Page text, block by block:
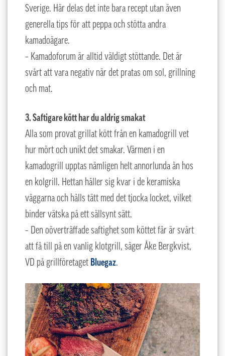
Sverige. Här delas det inte bara recept utan även
generella tips för att peppa och stötta andra
kamadoägare.
– Kamadoforum är alltid väldigt stöttande. Det är
svårt att vara negativ när det pratas om sol, grillning
och mat.
3. Saftigare kött har du aldrig smakat
Alla som provat grillat kött från en kamadogrill vet
hur mört och unikt det smakar. Värmen i en
kamadogrill upptas nämligen helt annorlunda än hos
en kolgrill. Hettan håller sig kvar i de keramiska
väggarna och hålls tätt med det tjocka locket, vilket
binder vätska på ett sällsynt sätt.
– Den oöverträffade saftighet som köttet får är svårt
att få till på en vanlig klotgrill, säger Åke Bergkvist,
VD på grillföretaget Bluegaz.